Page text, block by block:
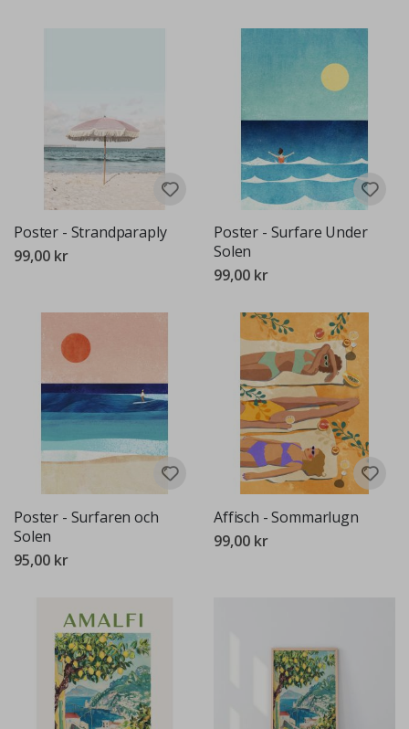
Poster - Strandparaply
99,00 kr
Poster - Surfare Under
Solen
99,00 kr
Poster - Surfaren och
Solen
95,00 kr
Affisch - Sommarlugn
99,00 kr